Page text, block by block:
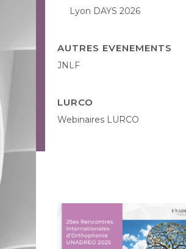
Lyon DAYS 2026
AUTRES EVENEMENTS
JNLF
LURCO
Webinaires LURCO